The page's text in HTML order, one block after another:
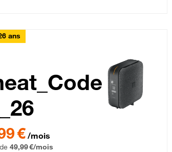
ans
Fibre_18_26
€/mois
49,99 €/mois